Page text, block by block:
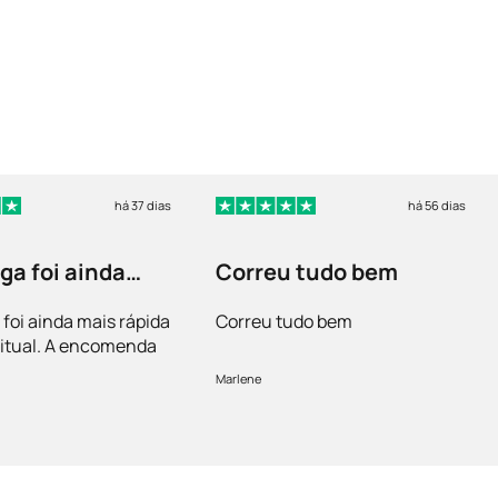
há 37 dias
foi ainda
ainda mais rápida
A encomenda
há 56 dias
Correu tudo bem
Correu tudo bem
Marlene